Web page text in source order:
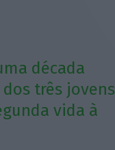
década
três jovens
vida à